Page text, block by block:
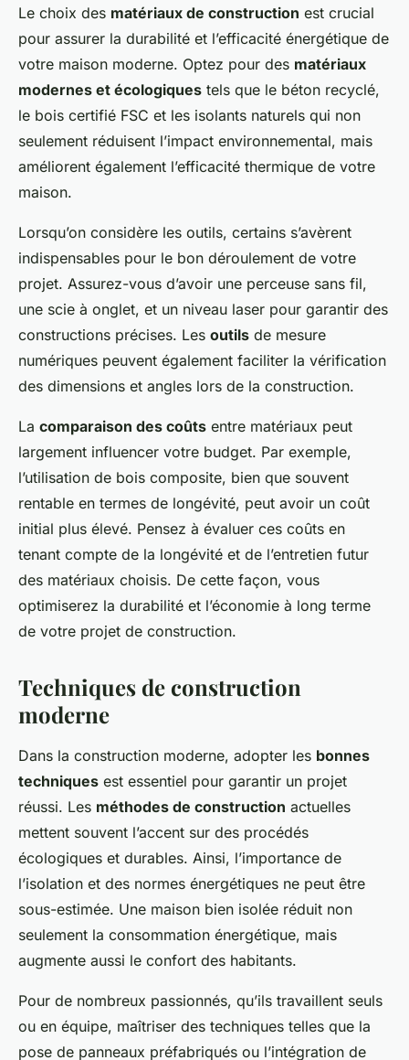
Le choix des matériaux de construction est crucial
pour assurer la durabilité et l’efficacité énergétique de
votre maison moderne. Optez pour des matériaux
modernes et écologiques tels que le béton recyclé,
le bois certifié FSC et les isolants naturels qui non
seulement réduisent l’impact environnemental, mais
améliorent également l’efficacité thermique de votre
maison.
Lorsqu’on considère les outils, certains s’avèrent
indispensables pour le bon déroulement de votre
projet. Assurez-vous d’avoir une perceuse sans fil,
une scie à onglet, et un niveau laser pour garantir des
constructions précises. Les outils de mesure
numériques peuvent également faciliter la vérification
des dimensions et angles lors de la construction.
La comparaison des coûts entre matériaux peut
largement influencer votre budget. Par exemple,
l’utilisation de bois composite, bien que souvent
rentable en termes de longévité, peut avoir un coût
initial plus élevé. Pensez à évaluer ces coûts en
tenant compte de la longévité et de l’entretien futur
des matériaux choisis. De cette façon, vous
optimiserez la durabilité et l’économie à long terme
de votre projet de construction.
Techniques de construction
moderne
Dans la construction moderne, adopter les bonnes
techniques est essentiel pour garantir un projet
réussi. Les méthodes de construction actuelles
mettent souvent l’accent sur des procédés
écologiques et durables. Ainsi, l’importance de
l’isolation et des normes énergétiques ne peut être
sous-estimée. Une maison bien isolée réduit non
seulement la consommation énergétique, mais
augmente aussi le confort des habitants.
Pour de nombreux passionnés, qu’ils travaillent seuls
ou en équipe, maîtriser des techniques telles que la
pose de panneaux préfabriqués ou l’intégration de